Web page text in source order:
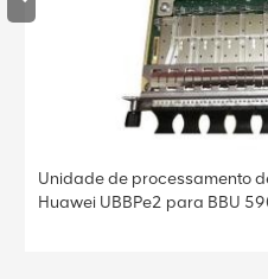
Unidade de processamento
Huawei UBBPe2 para BBU